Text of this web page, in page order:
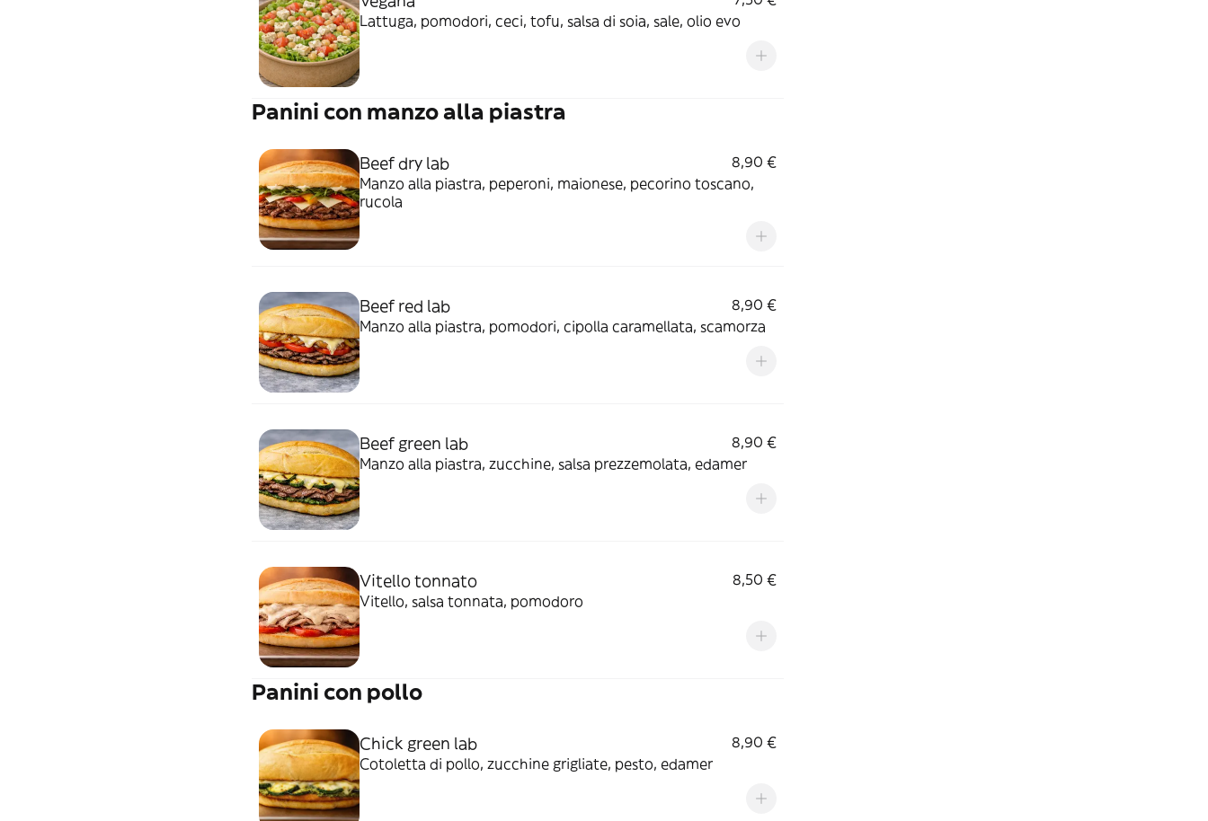
Lattuga, pomodori, ceci, tofu, salsa di soia, sale, olio evo
Panini con manzo alla piastra
Beef dry lab
8,90 €
Manzo alla piastra, peperoni, maionese, pecorino toscano,
rucola
Beef red lab
8,90 €
Manzo alla piastra, pomodori, cipolla caramellata, scamorza
Beef green lab
8,90 €
Manzo alla piastra, zucchine, salsa prezzemolata, edamer
Vitello tonnato
8,50 €
Vitello, salsa tonnata, pomodoro
Panini con pollo
Chick green lab
8,90 €
Cotoletta di pollo, zucchine grigliate, pesto, edamer